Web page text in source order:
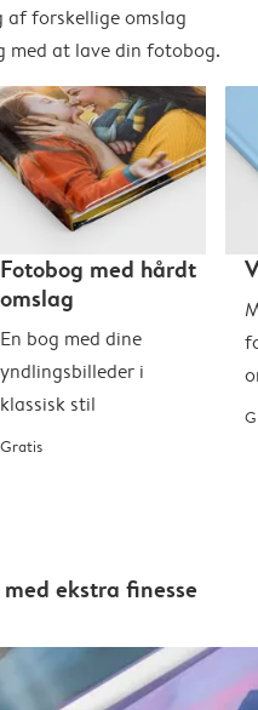
forskellige omslag
med at lave din fotobog.
Fotobog med hårdt
omslag
En bog med dine
yndlingsbilleder i
klassisk stil
Gratis
ekstra finesse